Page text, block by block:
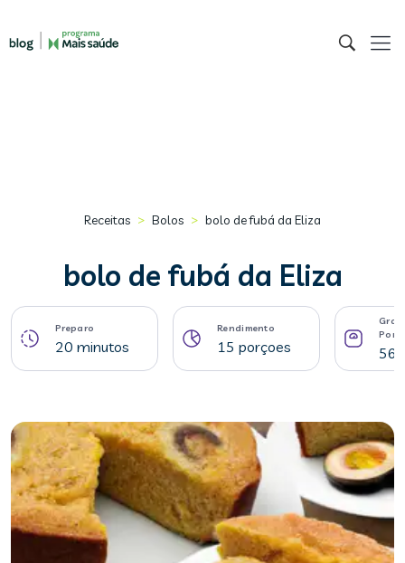
Receitas > Bolos > bolo de fubá da Eliza
bolo de fubá da Eliza
Preparo
20 minutos
Rendimento
15 porçoes 56